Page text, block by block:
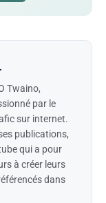
Twaino,
par le
sur internet.
publications,
qui a pour
à créer leurs
dans